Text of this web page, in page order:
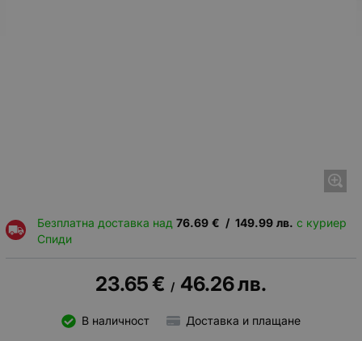
Безплатна доставка над 76.69 € / 149.99 лв. с куриер
Спиди
23.65€ / 46.26лв.
В наличност Доставка и плащане